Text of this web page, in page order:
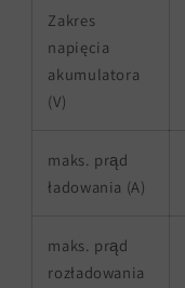
Zakres
napięcia
akumulatora
(V)
maks. prąd
ładowania (A)
maks. prąd
rozładowania